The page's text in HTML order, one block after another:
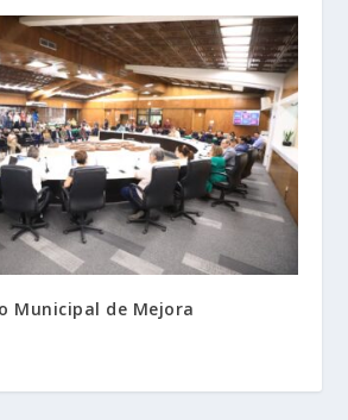
Municipal de Mejora